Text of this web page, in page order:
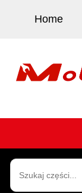
Home